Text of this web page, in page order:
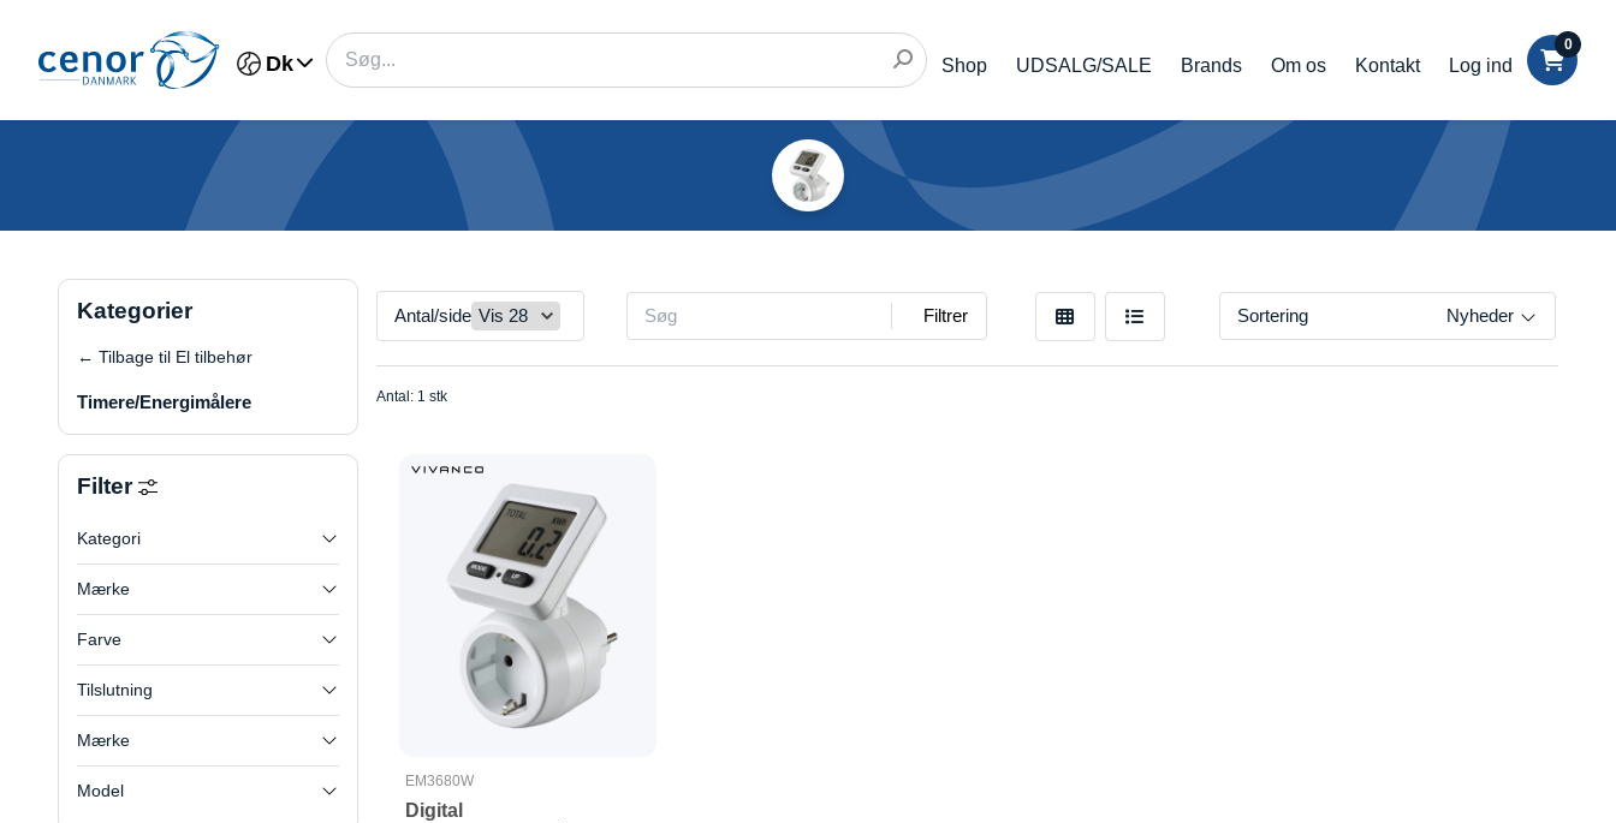
Dk Shop UDSALG/SALE Brands Om os Kontakt Log ind
0
Kategorier
← Tilbage til El tilbehør
Timere/Energimålere
Filter
Kategori
Mærke
Farve
Tilslutning
Mærke
Model
Antal/side Filtrer Sortering Nyheder
Antal: 1 stk
EM3680W
Digital